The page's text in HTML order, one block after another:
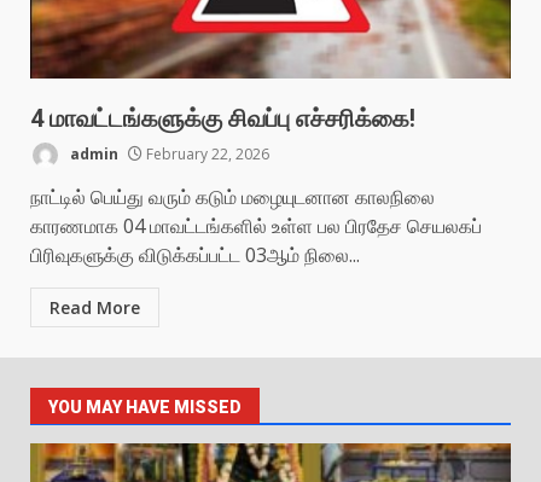
4 மாவட்டங்களுக்கு சிவப்பு எச்சரிக்கை!
admin February 22, 2026
நாட்டில் பெய்து வரும் கடும் மழையுடனான காலநிலை
காரணமாக 04 மாவட்டங்களில் உள்ள பல பிரதேச செயலகப்
பிரிவுகளுக்கு விடுக்கப்பட்ட 03ஆம் நிலை...
Read More
YOU MAY HAVE MISSED